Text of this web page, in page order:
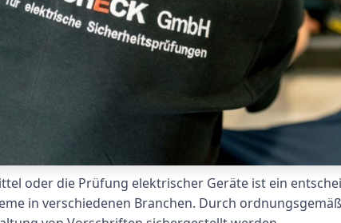
oder die Prüfung elektrischer Geräte ist ein
in verschiedenen Branchen. Durch